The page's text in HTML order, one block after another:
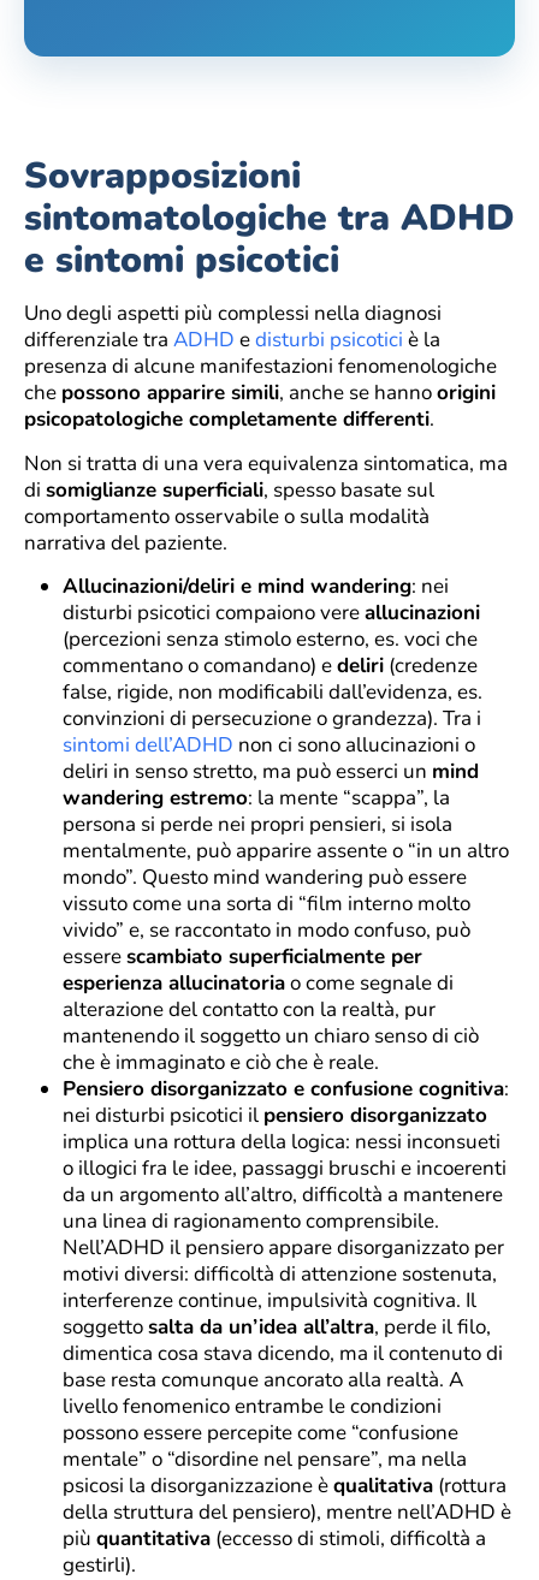
Sovrapposizioni
sintomatologiche tra ADHD
e sintomi psicotici
Uno degli aspetti più complessi nella diagnosi
differenziale tra ADHD edisturbi psicotici è la
presenza di alcune manifestazioni fenomenologiche
che possono apparire simili, anche se hannoorigini
psicopatologiche completamente differenti.
Non si tratta di una vera equivalenza sintomatica, ma
di somiglianze superficiali, spesso basate sul
comportamento osservabile o sulla modalità
narrativa del paziente.
Allucinazioni/deliri e mind wandering: nei
disturbi psicotici compaiono vereallucinazioni
(percezioni senza stimolo esterno, es. voci che
commentano o comandano) edeliri (credenze
false, rigide, non modificabili dall’evidenza, es.
convinzioni di persecuzione o grandezza). Tra i
sintomi dell’ADHD non ci sono allucinazioni o
deliri in senso stretto, ma può esserci un mind
wandering estremo: la mente “scappa”, la
persona si perde nei propri pensieri, si isola
mentalmente, può apparire assente o “in un altro
mondo”. Questo mind wandering può essere
vissuto come una sorta di “film interno molto
vivido” e, se raccontato in modo confuso, può
esserescambiato superficialmente per
esperienza allucinatoriao come segnale di
alterazione del contatto con la realtà, pur
mantenendo il soggetto un chiaro senso di ciò
che è immaginato e ciò che è reale.
Pensiero disorganizzato e confusione cognitiva:
nei disturbi psicotici il pensiero disorganizzato
implica una rottura della logica: nessi inconsueti
o illogici fra le idee, passaggi bruschi e incoerenti
da un argomento all’altro, difficoltà a mantenere
una linea di ragionamento comprensibile.
Nell’ADHD il pensiero appare disorganizzato per
motivi diversi: difficoltà di attenzione sostenuta,
interferenze continue, impulsività cognitiva. Il
soggettosalta da un’idea all’altra, perde il filo,
dimentica cosa stava dicendo, ma il contenuto di
base resta comunque ancorato alla realtà. A
livello fenomenico entrambe le condizioni
possono essere percepite come “confusione
mentale” o “disordine nel pensare”, ma nella
psicosi la disorganizzazione èqualitativa (rottura
della struttura del pensiero), mentre nell’ADHD è
più quantitativa (eccesso di stimoli, difficoltà a
gestirli).